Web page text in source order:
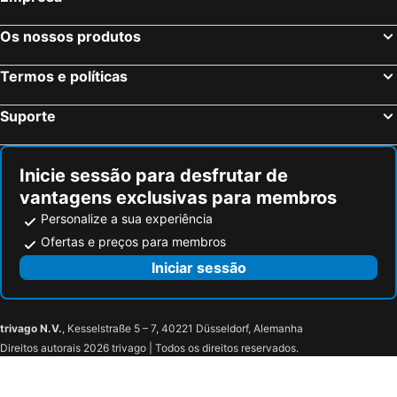
Charneca de Caparica, bed and breakfasts
Corroios, bed and breakfasts
Os nossos produtos
Termos e políticas
Suporte
Inicie sessão para desfrutar de
vantagens exclusivas para membros
Personalize a sua experiência
Ofertas e preços para membros
Iniciar sessão
trivago N.V., Kesselstraße 5 – 7, 40221 Düsseldorf, Alemanha
Direitos autorais 2026 trivago | Todos os direitos reservados.